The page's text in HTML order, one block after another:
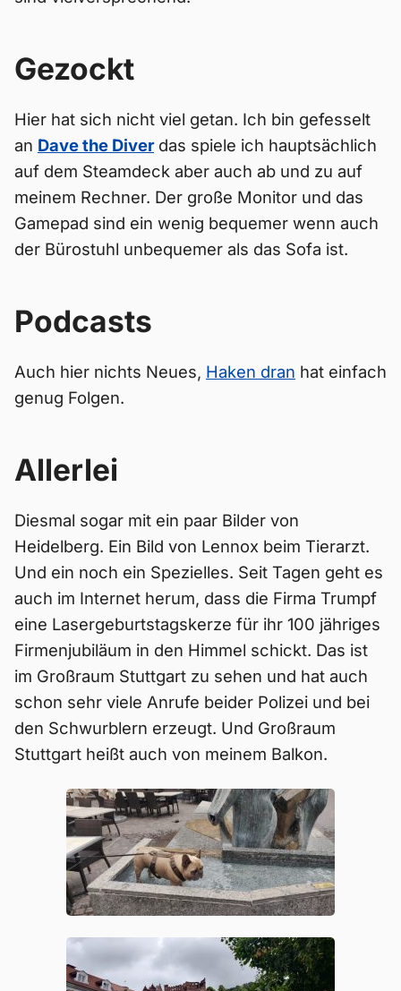
Gezockt
Hier hat sich nicht viel getan. Ich bin gefesselt
an Dave the Diverdas spiele ich hauptsächlich
auf dem Steamdeck aber auch ab und zu auf
meinem Rechner. Der große Monitor und das
Gamepad sind ein wenig bequemer wenn auch
der Bürostuhl unbequemer als das Sofa ist.
Podcasts
Auch hier nichts Neues, Haken dran hat einfach
genug Folgen.
Allerlei
Diesmal sogar mit ein paar Bilder von
Heidelberg. Ein Bild von Lennox beim Tierarzt.
Und ein noch ein Spezielles. Seit Tagen geht es
auch im Internet herum, dass die Firma Trumpf
eine Lasergeburtstagskerze für ihr 100 jähriges
Firmenjubiläum in den Himmel schickt. Das ist
im Großraum Stuttgart zu sehen und hat auch
schon sehr viele Anrufe beider Polizei und bei
den Schwurblern erzeugt. Und Großraum
Stuttgart heißt auch von meinem Balkon.